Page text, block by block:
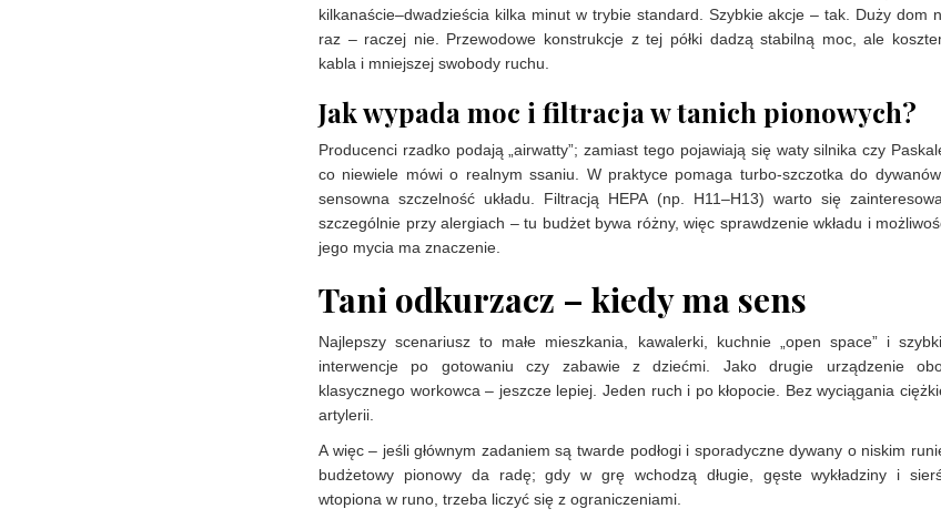
kilkanaście–dwadzieścia kilka minut w trybie standard. Szybkie akcje – tak. Duży dom
raz – raczej nie. Przewodowe konstrukcje z tej półki dadzą stabilną moc, ale
kabla i mniejszej swobody ruchu.
Jak wypada moc i filtracja w tanich pionowych?
Producenci rzadko podają „airwatty”; zamiast tego pojawiają się waty silnika czy
co niewiele mówi o realnym ssaniu. W praktyce pomaga turbo-szczotka do
sensowna szczelność układu. Filtracją HEPA (np. H11–H13) warto się
szczególnie przy alergiach – tu budżet bywa różny, więc sprawdzenie wkładu i
jego mycia ma znaczenie.
Tani odkurzacz – kiedy ma sens
Najlepszy scenariusz to małe mieszkania, kawalerki, kuchnie „open space” i
interwencje po gotowaniu czy zabawie z dziećmi. Jako drugie urządzenie
klasycznego workowca – jeszcze lepiej. Jeden ruch i po kłopocie. Bez wyciągania
artylerii.
A więc – jeśli głównym zadaniem są twarde podłogi i sporadyczne dywany o niskim
budżetowy pionowy da radę; gdy w grę wchodzą długie, gęste wykładziny i
wtopiona w runo, trzeba liczyć się z ograniczeniami.